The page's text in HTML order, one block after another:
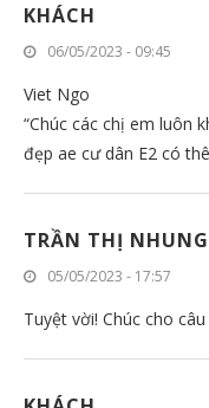
KHÁCH
06/05/2023 - 09:45
Viet Ngo
“Chúc các chị em luôn
đẹp ae cư dân E2 có
TRẦN THỊ NHUNG
05/05/2023 - 17:57
Tuyệt vời! Chúc cho